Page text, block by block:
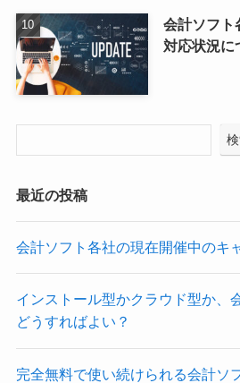
会計ソフト
対応状況に
最近の投稿
会計ソフト各社の現在開催中のキ
インストール型かクラウド型か、
どうすればよい？
完全無料で使い続けられる会計ソ